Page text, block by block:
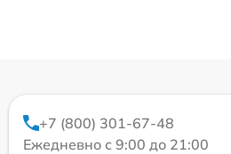
+7 (800) 301-67-48
Ежедневно с 9:00 до 21:00